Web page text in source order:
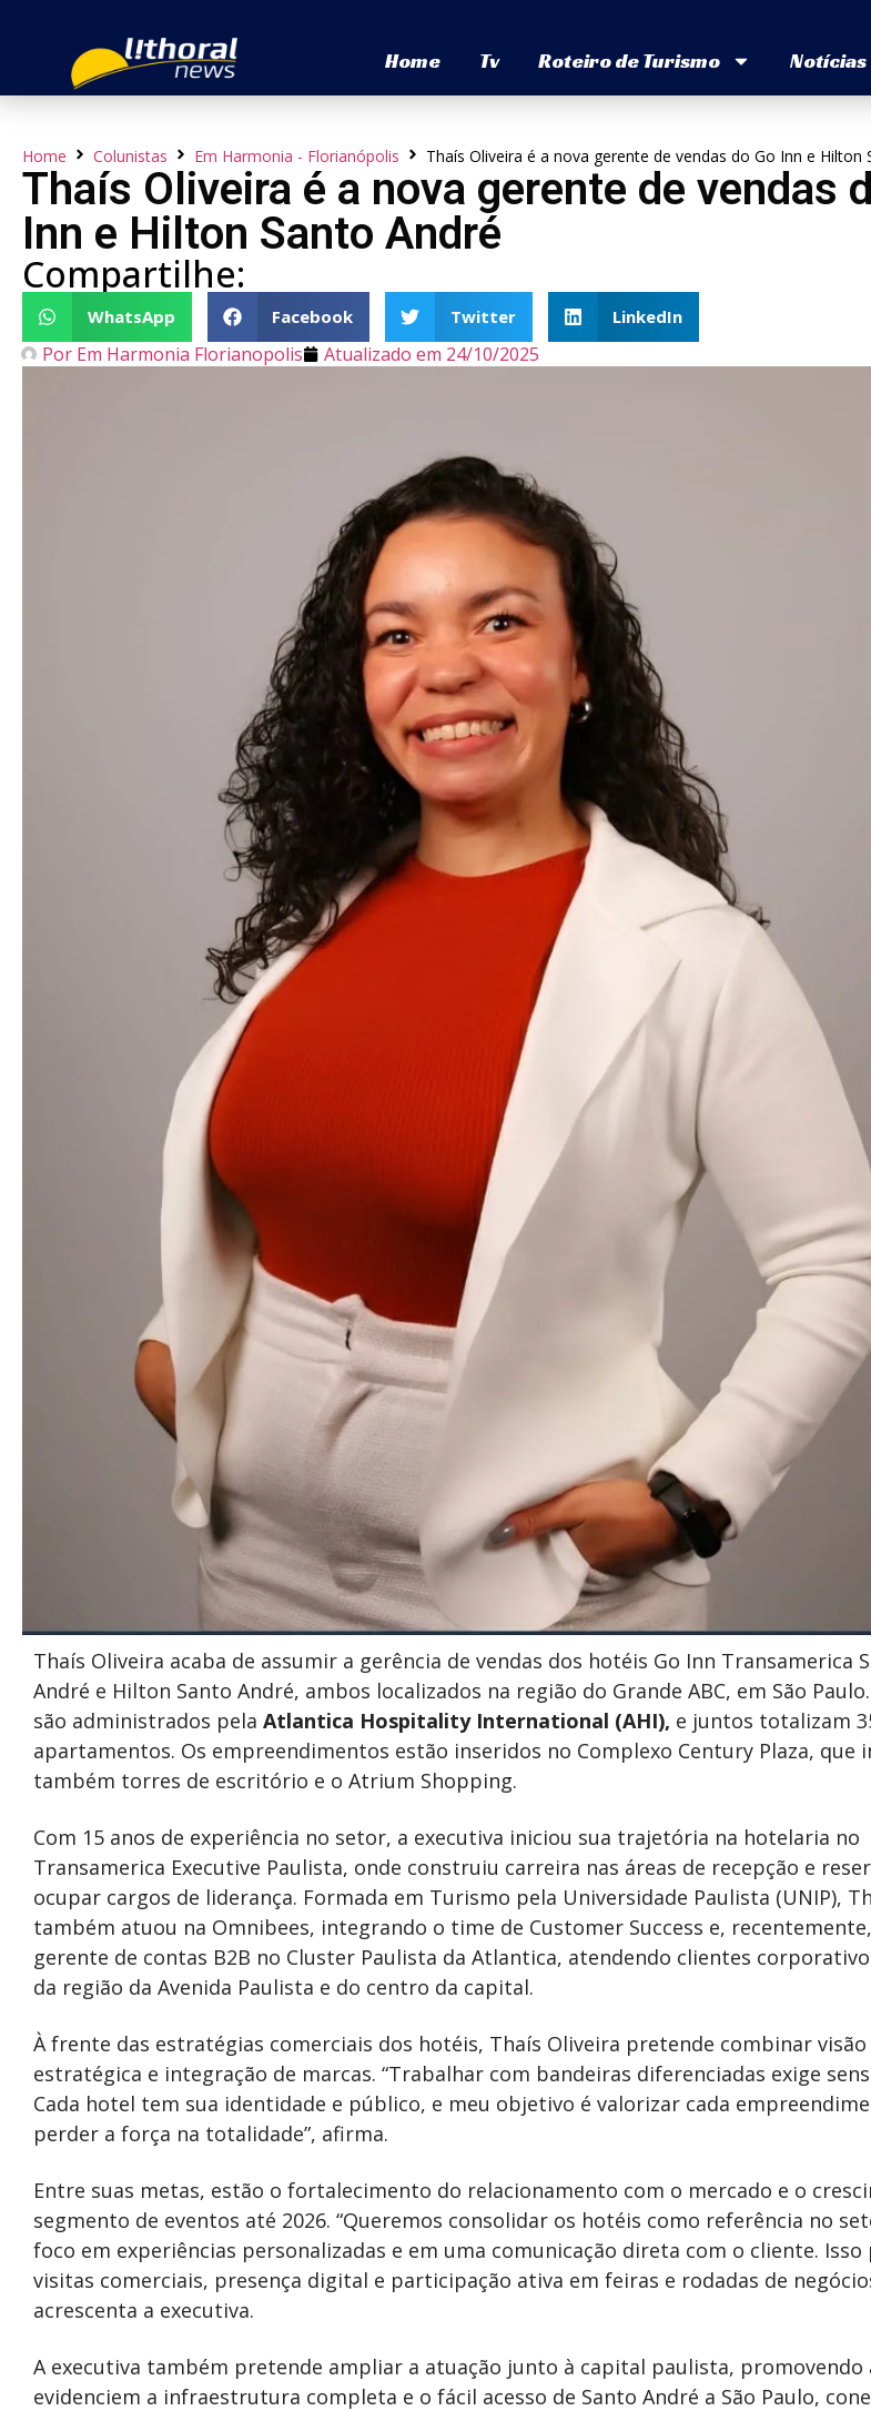
Home Tv Roteiro de Turismo Notícias
Home Colunistas Em Harmonia - Florianópolis Thaís Oliveira é a nova gerente de vendas do Go Inn e Hilton
Thaís Oliveira é a nova gerente de vendas
Inn e Hilton Santo André
Compartilhe:
WhatsApp Facebook Twitter LinkedIn
Por Em Harmonia Florianopolis Atualizado em 24/10/2025
Thaís Oliveira acaba de assumir a gerência de vendas dos hotéis Go Inn Transamerica
André e Hilton Santo André, ambos localizados na região do Grande ABC, em São
são administrados pela Atlantica Hospitality International (AHI), e juntos totalizam
apartamentos. Os empreendimentos estão inseridos no Complexo Century Plaza, que
também torres de escritório e o Atrium Shopping.
Com 15 anos de experiência no setor, a executiva iniciou sua trajetória na hotelaria no
Transamerica Executive Paulista, onde construiu carreira nas áreas de recepção e
ocupar cargos de liderança. Formada em Turismo pela Universidade Paulista (UNIP),
também atuou na Omnibees, integrando o time de Customer Success e,
gerente de contas B2B no Cluster Paulista da Atlantica, atendendo clientes
da região da Avenida Paulista e do centro da capital.
À frente das estratégias comerciais dos hotéis, Thaís Oliveira pretende combinar visão
estratégica e integração de marcas. “Trabalhar com bandeiras diferenciadas exige
Cada hotel tem sua identidade e público, e meu objetivo é valorizar cada
perder a força na totalidade”, afirma.
Entre suas metas, estão o fortalecimento do relacionamento com o mercado e o
segmento de eventos até 2026. “Queremos consolidar os hotéis como referência no
foco em experiências personalizadas e em uma comunicação direta com o cliente. Isso
visitas comerciais, presença digital e participação ativa em feiras e rodadas de
acrescenta a executiva.
A executiva também pretende ampliar a atuação junto à capital paulista, promovendo
evidenciem a infraestrutura completa e o fácil acesso de Santo André a São Paulo,